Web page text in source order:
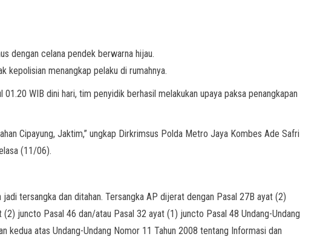
dengan celana pendek berwarna hijau.
kepolisian menangkap pelaku di rumahnya.
WIB dini hari, tim penyidik berhasil melakukan upaya paksa penangkapan
Cipayung, Jaktim,” ungkap Dirkrimsus Polda Metro Jaya Kombes Ade Safri
(11/06).
tersangka dan ditahan. Tersangka AP dijerat dengan Pasal 27B ayat (2)
juncto Pasal 46 dan/atau Pasal 32 ayat (1) juncto Pasal 48 Undang-Undang
kedua atas Undang-Undang Nomor 11 Tahun 2008 tentang Informasi dan